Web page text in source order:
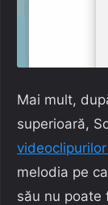
Mai mult,
superioară,
melodia pe
său nu poate